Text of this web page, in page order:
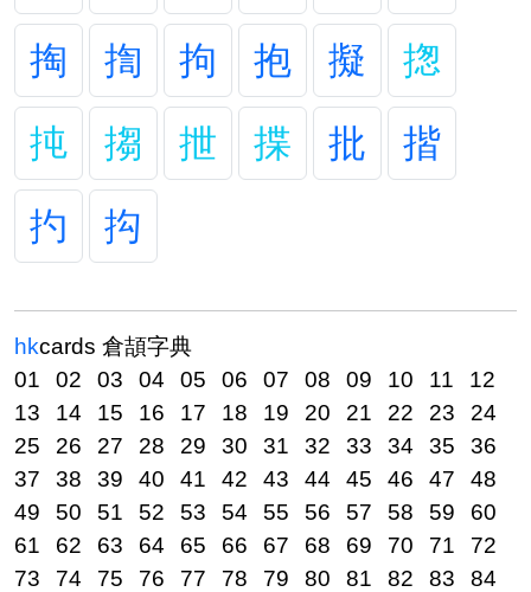
掏
揈 拘 抱 擬
揔
扽
搊 抴 揲 批
揩
扚
抅
hkcards 倉頡字典
01
02 03 04 05 06 07 08 09 10 11
12
13
14 15 16 17 18 19 20 21 22 23
24
25
26 27 28 29 30 31 32 33 34 35
36
37
38 39 40 41 42 43 44 45 46 47
48
49
50 51 52 53 54 55 56 57 58 59
60
61
62 63 64 65 66 67 68 69 70 71
72
73
74 75 76 77 78 79 80 81 82 83
84